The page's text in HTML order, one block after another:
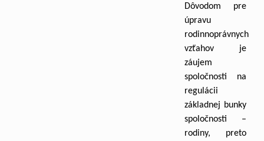
Dôvodom pre
úpravu
rodinnoprávnych
vzťahov je
záujem
spoločnosti na
regulácii
základnej bunky
spoločnosti –
rodiny, preto